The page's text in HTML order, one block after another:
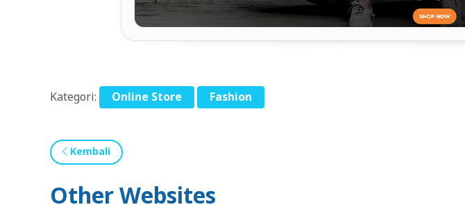
Kategori: Online Store Fashion
Kembali
Other Websites